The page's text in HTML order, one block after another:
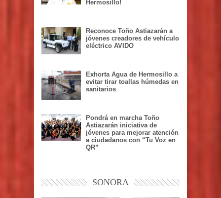
Hermosillo!
Reconoce Toño Astiazarán a
jóvenes creadores de vehículo
eléctrico AVIDO
Exhorta Agua de Hermosillo a
evitar tirar toallas húmedas en
sanitarios
Pondrá en marcha Toño
Astiazarán iniciativa de
jóvenes para mejorar atención
a ciudadanos con “Tu Voz en
QR”
SONORA